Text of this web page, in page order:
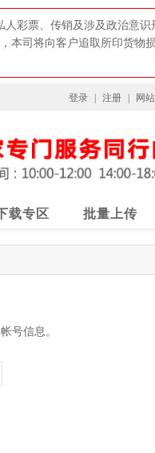
彩票、传销及涉及政治意
司将向客户追取所印货物
登录 注册 网
载专区 批量上传
号信息。